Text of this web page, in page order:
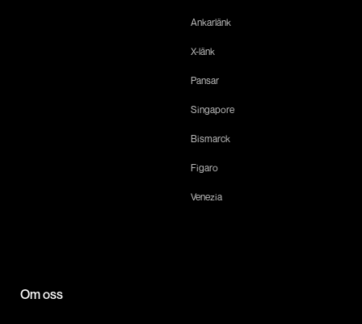
Ankarlänk
X-länk
Pansar
Singapore
Bismarck
Figaro
Venezia
Om oss